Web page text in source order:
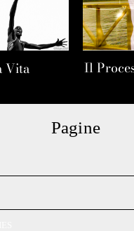
Vita Il
Pagine